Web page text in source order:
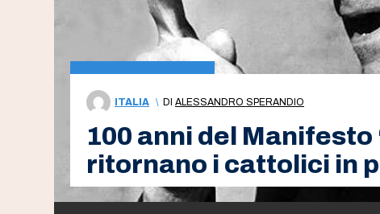
ITALIA \ DI ALESSANDRO SPERANDIO
100 anni del Manifesto
ritornano i cattolici in